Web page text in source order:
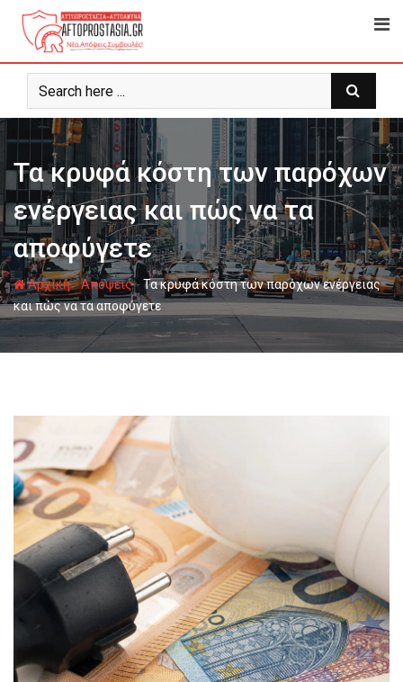
Ψάχνω
για...
Τα κρυφά κόστη των παρόχων
ενέργειας και πώς να τα
αποφύγετε
Αρχική-Απόψεις-Τα κρυφά κόστη των παρόχων ενέργειας
και πώς να τα αποφύγετε